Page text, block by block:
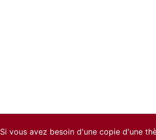
Si vous avez besoin d'une copie d'une